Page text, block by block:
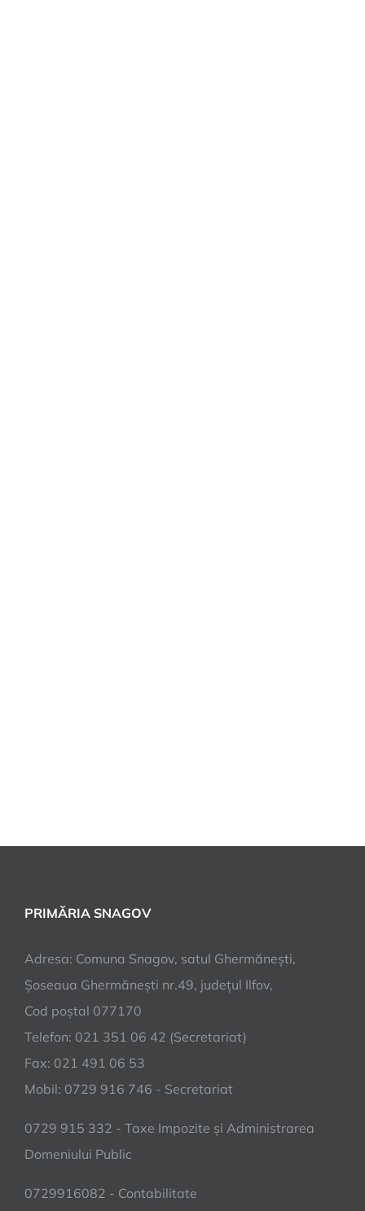
PRIMĂRIA SNAGOV
Adresa: Comuna Snagov, satul Ghermănești,
Șoseaua Ghermănești nr.49, județul Ilfov,
Cod poștal 077170
Telefon: 021 351 06 42 (Secretariat)
Fax: 021 491 06 53
Mobil: 0729 916 746 - Secretariat
0729 915 332 - Taxe Impozite și Administrarea
Domeniului Public
0729916082 - Contabilitate